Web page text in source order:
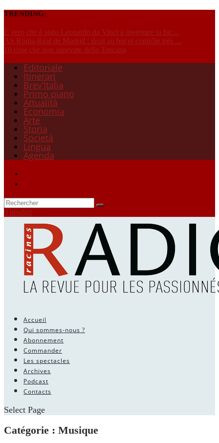
TRENDING:
È vero che è stato Leonardo da Vinci a inventare la bic...
AS Roma-Réal de Madrid : droit au but et contrôle très ...
10 cose che non sapevate della Toscana
Editoriale
Itinerari
Brev’Italia
Primo piano
Attualità
Economia
Arte
Storia
Società
Lingua
Agenda
0 produit
Accueil
Qui sommes-nous ?
Abonnement
Commander
Les spectacles
Archives
Podcast
Contacts
Select Page
Catégorie : Musique